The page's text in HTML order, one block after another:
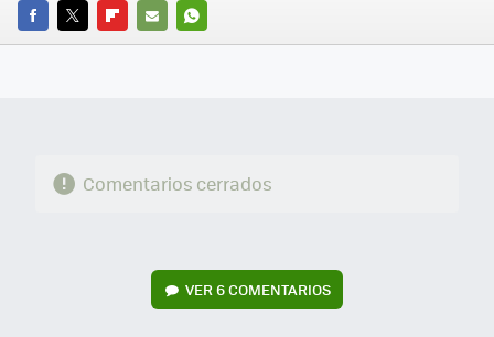
FACEBOOK
TWITTERFLIPBOARD
E-
WHATSAPP
Comentarios cerrados
VER6 COMENTARIOS